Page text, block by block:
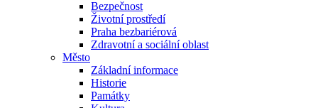
Bezpečnost
Životní prostředí
Praha bezbariérová
Zdravotní a sociální oblast
Město
Základní informace
Historie
Památky